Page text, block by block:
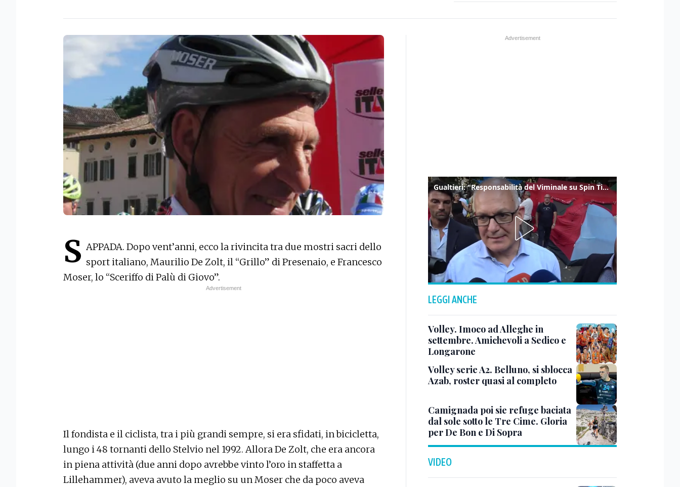
S APPADA. Dopo vent’anni, ecco la rivincita tra due mostri sacri dello
sport italiano, Maurilio De Zolt, il “Grillo” di Presenaio, e Francesco
Moser, lo “Sceriffo di Palù di Giovo”.
Il fondista e il ciclista, tra i più grandi sempre, si era sfidati, in bicicletta,
lungo i 48 tornanti dello Stelvio nel 1992. Allora De Zolt, che era ancora
in piena attività (due anni dopo avrebbe vinto l’oro in staffetta a
Lillehammer), aveva avuto la meglio su un Moser che da poco aveva
Gualtieri: "Responsabilità del Viminale su Spin Time? La posizione dei partiti è nota"
LEGGI ANCHE
Volley. Imoco ad Alleghe in
settembre. Amichevoli a Sedico e
Longarone
Volley serie A2. Belluno, si sblocca
Azab, roster quasi al completo
Camignada poi sie refuge baciata
dal sole sotto le Tre Cime. Gloria
per De Bon e Di Sopra
VIDEO